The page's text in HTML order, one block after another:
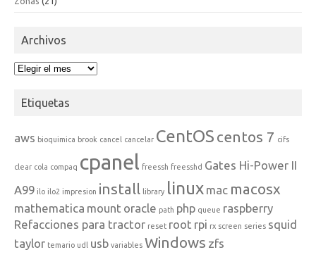
Archivos
Archivos
Etiquetas
aws bioquimica brook cancel cancelar CentOS centos 7 cifs
clear cola compaq cpanel freessh freesshd Gates Hi-Power II
A99 ilo ilo2 impresion install library linux mac macosx
mathematica mount oracle path php queue raspberry
Refacciones para tractor reset root rpi rx screen series squid
taylor temario udl usb variables Windows zfs